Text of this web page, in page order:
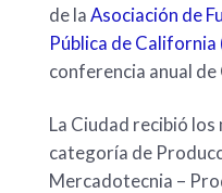
de laAsociación de
Pública de California
conferencia anual de
La Ciudad recibió
categoría de
Mercadotecnia –